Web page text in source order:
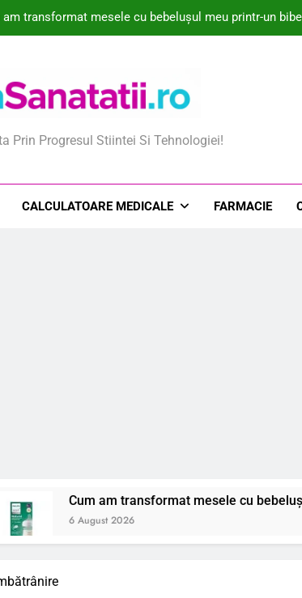
am transformat mesele cu bebelușul meu printr-un
Inteligență Artificială Identifică un Candidat de
Prin Progresul Stiintei Si Tehnologiei!
CALCULATOARE MEDICALE FARMACIE
am transformat mesele cu bebelușul meu printr-
2026